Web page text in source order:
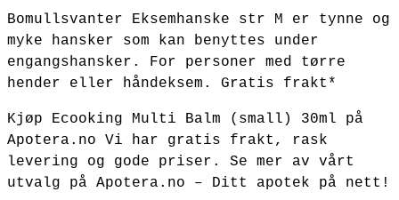
Bomullsvanter Eksemhanske str M er tynne og
myke hansker som kan benyttes under
engangshansker. For personer med tørre
hender eller håndeksem. Gratis frakt*
Kjøp Ecooking Multi Balm (small) 30ml på
Apotera.no Vi har gratis frakt, rask
levering og gode priser. Se mer av vårt
utvalg på Apotera.no – Ditt apotek på nett!